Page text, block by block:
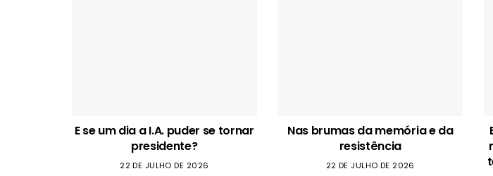
E se um dia a I.A. puder se tornar
presidente?
22 DE JULHO DE 2026
Nas brumas da memória e da
resistência
22 DE JULHO DE 2026